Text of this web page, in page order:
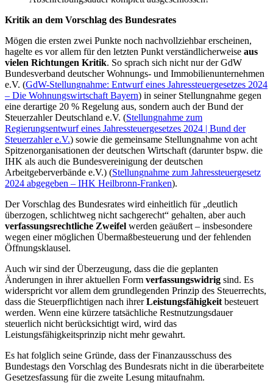
Kritik an dem Vorschlag des Bundesrates
Mögen die ersten zwei Punkte noch nachvollziehbar erscheinen,
hagelte es vor allem für den letzten Punkt verständlicherweise aus
vielen Richtungen Kritik. So sprach sich nicht nur der GdW
Bundesverband deutscher Wohnungs- und Immobilienunternehmen
e.V. (GdW-Stellungnahme: Entwurf eines Jahressteuergesetzes 2024
– Die Wohnungswirtschaft Bayern) in seiner Stellungnahme gegen
eine derartige 20 % Regelung aus, sondern auch der Bund der
Steuerzahler Deutschland e.V. (Stellungnahme zum
Regierungsentwurf eines Jahressteuergesetzes 2024 | Bund der
Steuerzahler e.V.) sowie die gemeinsame Stellungnahme von acht
Spitzenorganisationen der deutschen Wirtschaft (darunter bspw. die
IHK als auch die Bundesvereinigung der deutschen
Arbeitgeberverbände e.V.) (⁣Stellungnahme zum Jahressteuergesetz
2024 abgegeben – IHK Heilbronn-Franken).
Der Vorschlag des Bundesrates wird einheitlich für „deutlich
überzogen, schlichtweg nicht sachgerecht“ gehalten, aber auch
verfassungsrechtliche Zweifel werden geäußert – insbesondere
wegen einer möglichen Übermaßbesteuerung und der fehlenden
Öffnungsklausel.
Auch wir sind der Überzeugung, dass die die geplanten
Änderungen in ihrer aktuellen Form verfassungswidrig sind. Es
widerspricht vor allem dem grundlegenden Prinzip des Steuerrechts,
dass die Steuerpflichtigen nach ihrerLeistungsfähigkeit besteuert
werden. Wenn eine kürzere tatsächliche Restnutzungsdauer
steuerlich nicht berücksichtigt wird, wird das
Leistungsfähigkeitsprinzip nicht mehr gewahrt.
Es hat folglich seine Gründe, dass der Finanzausschuss des
Bundestags den Vorschlag des Bundesrats nicht in die überarbeitete
Gesetzesfassung für die zweite Lesung mitaufnahm.